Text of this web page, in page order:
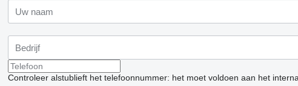
Controleer alstublieft het telefoonnummer: het moet voldoen aan het